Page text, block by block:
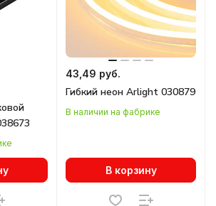
43,49 руб.
Гибкий неон Arlight 030879
В наличии на фабрике
В корзину